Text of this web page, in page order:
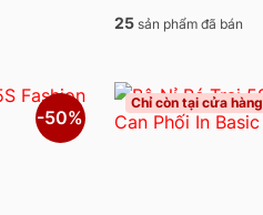
25sản phẩm đã bán
-50%
Chỉ còn tại cửa hàng